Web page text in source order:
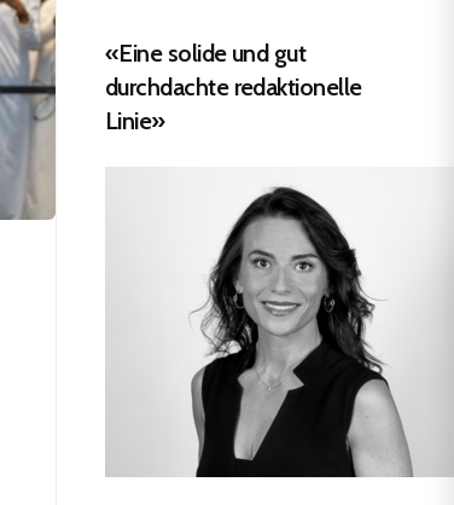
«Eine solide und gut
durchdachte redaktionelle
Linie»